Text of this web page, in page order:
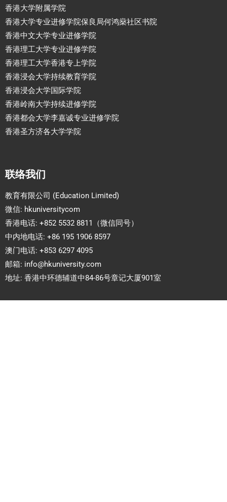
香港大学附属学院
香港大学专业进修学院保良局何鸿燊社区书院
香港中文大学专业进修学院
香港理工大学专业进修学院
香港理工大学香港专上学院
香港浸会大学持续教育学院
香港浸会大学国际学院
香港岭南大学持续进修学院
香港都会大学李嘉诚专业进修学院
香港圣方济各大学学院
联络我们
教育有限公司 (Education Limited)
微信: hkuniversitycom
香港电话: +852 5532 8811（微信同号）
中内地电话: +86 195 1906 8597
澳门电话: +853 6297 4095
邮箱: info@hkuniversity.com
地址: 香港中环德辅道中84-86号章记大厦901室